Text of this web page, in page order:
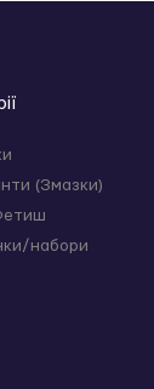
(Змазки)
набори